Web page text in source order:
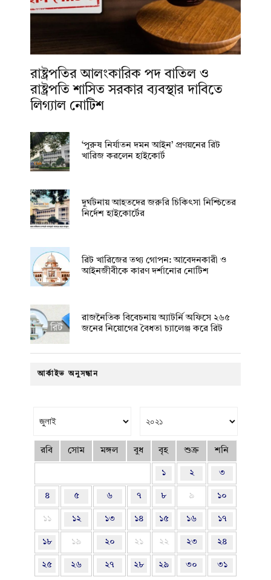
রাষ্ট্রপতির আলংকারিক পদ বাতিল ও
রাষ্ট্রপতি শাসিত সরকার ব্যবস্থার দাবিতে
লিগ্যাল নোটিশ
‘পুরুষ নির্যাতন দমন আইন’ প্রণয়নের রিট
খারিজ করলেন হাইকোর্ট
দুর্ঘটনায় আহতদের জরুরি চিকিৎসা নিশ্চিতের
নির্দেশ হাইকোর্টের
রিট খারিজের তথ্য গোপন: আবেদনকারী ও
আইনজীবীকে কারণ দর্শানোর নোটিশ
রাজনৈতিক বিবেচনায় অ‍্যাটর্নি অফিসে ২৬৫
জনের নিয়োগের বৈধতা চ্যালেঞ্জ করে রিট
আর্কাইভ অনুসন্ধান
রবি সোম মঙ্গল বুধ বৃহ শুক্র শনি
১ ২ ৩
৪ ৫ ৬ ৭ ৮ ৯ ১০
১১ ১২ ১৩ ১৪ ১৫ ১৬ ১৭
১৮ ১৯ ২০ ২১ ২২ ২৩ ২৪
২৫ ২৬ ২৭ ২৮ ২৯ ৩০ ৩১